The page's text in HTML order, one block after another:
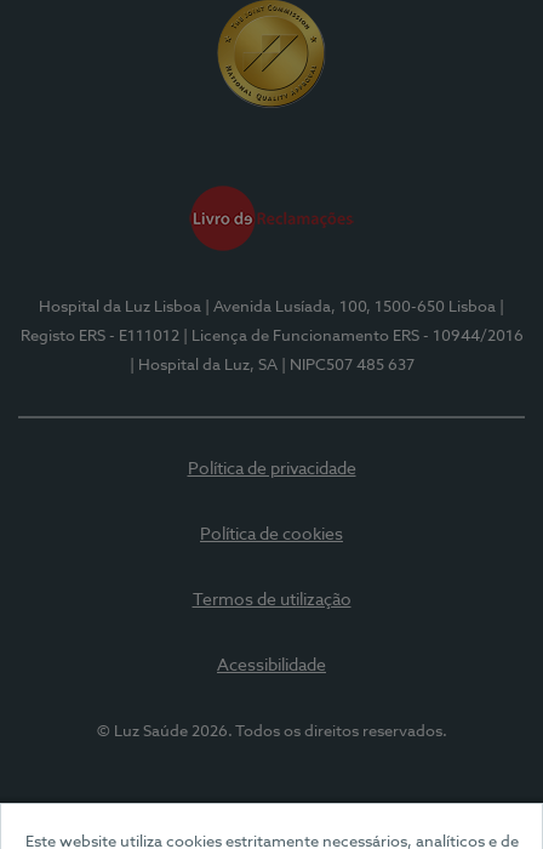
Este website utiliza cookies estritamente necessários, analíticos e de
Hospital da Luz Lisboa | Avenida Lusíada, 100, 1500-650 Lisboa
Registo ERS - E111012
| Licença de Funcionamento ERS - 10944/2016
| Hospital da Luz, SA
| NIPC507 485 637
Política de privacidade
Política de cookies
Termos de utilização
Acessibilidade
© Luz Saúde 2026. Todos os direitos reservados.